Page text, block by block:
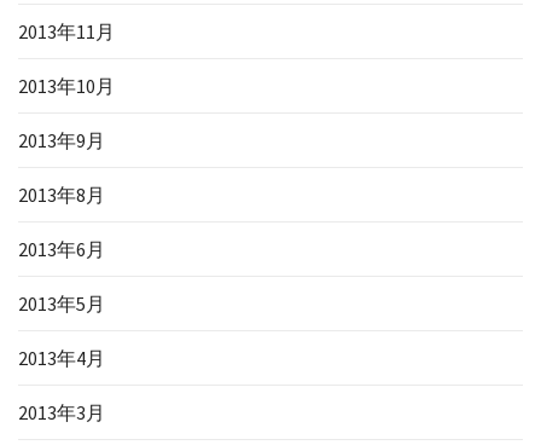
2013年11月
2013年10月
2013年9月
2013年8月
2013年6月
2013年5月
2013年4月
2013年3月